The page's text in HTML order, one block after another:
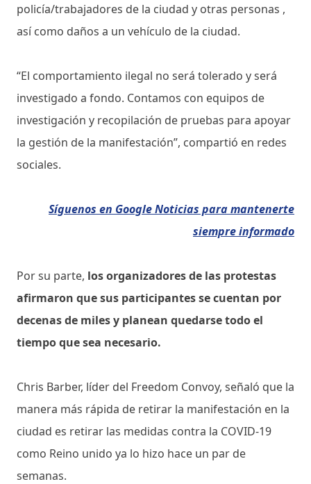
policía/trabajadores de la ciudad y otras personas ,
así como daños a un vehículo de la ciudad.
“El comportamiento ilegal no será tolerado y será
investigado a fondo. Contamos con equipos de
investigación y recopilación de pruebas para apoyar
la gestión de la manifestación”, compartió en redes
sociales.
Síguenos en Google Noticias para mantenerte
siempre informado
Por su parte, los organizadores de las protestas
afirmaron que sus participantes se cuentan por
decenas de miles y planean quedarse todo el
tiempo que sea necesario.
Chris Barber, líder del Freedom Convoy, señaló que la
manera más rápida de retirar la manifestación en la
ciudad es retirar las medidas contra la COVID-19
como Reino unido ya lo hizo hace un par de
semanas.